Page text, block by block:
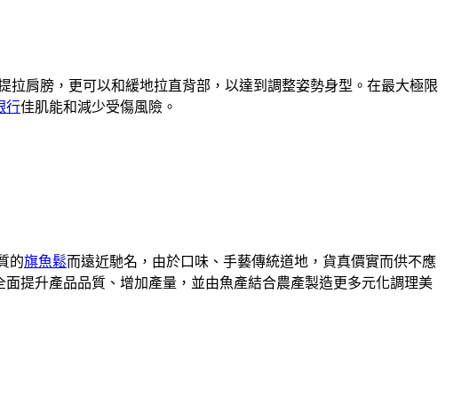
肩膀，更可以和緩地拉直背部，以達到調整姿勢身型。在最大極限
行佳肌能和減少受傷風險。
的旗魚鬆而遠近馳名，由於口味、手藝傳統道地，貨真價實而供不應
提升產品品質、增加產量，並由魚產結合農產製造更多元化調理美